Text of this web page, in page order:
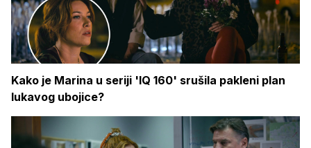
Kako je Marina u seriji 'IQ 160' srušila pakleni plan
lukavog ubojice?